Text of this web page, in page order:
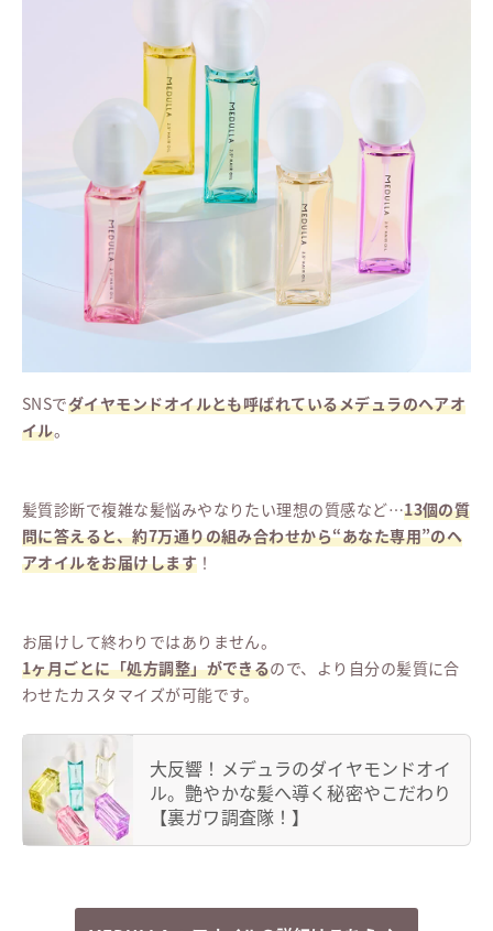
SNSでダイヤモンドオイルとも呼ばれているメデュラのヘアオ
イル。
髪質診断で複雑な髪悩みやなりたい理想の質感など…13個の質
問に答えると、約7万通りの組み合わせから“あなた専用”のヘ
アオイルをお届けします ！
お届けして終わりではありません。
1ヶ月ごとに「処方調整」ができるので、より自分の髪質に合
わせたカスタマイズが可能です。
大反響！メデュラのダイヤモンドオイ
ル。艶やかな髪へ導く秘密やこだわり
【裏ガワ調査隊！】